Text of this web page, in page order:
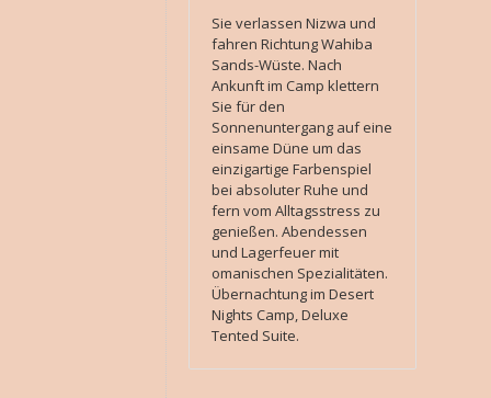
Sie verlassen Nizwa und
fahren Richtung Wahiba
Sands-Wüste. Nach
Ankunft im Camp klettern
Sie für den
Sonnenuntergang auf eine
einsame Düne um das
einzigartige Farbenspiel
bei absoluter Ruhe und
fern vom Alltagsstress zu
genießen. Abendessen
und Lagerfeuer mit
omanischen Spezialitäten.
Übernachtung im Desert
Nights Camp, Deluxe
Tented Suite.